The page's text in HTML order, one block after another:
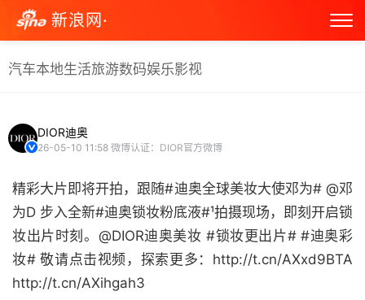
新浪网·
汽车本地生活旅游数码娱乐影视
DIOR迪奥
26-05-10 11:58 微博认证：DIOR官方微博
精彩大片即将开拍，跟随#迪奥全球美妆大使邓为# @邓
为D 步入全新#迪奥锁妆粉底液#¹拍摄现场，即刻开启锁
妆出片时刻。@DIOR迪奥美妆 #锁妆更出片# #迪奥彩
妆# 敬请点击视频，探索更多：http://t.cn/AXxd9BTA
http://t.cn/AXihgah3 ​